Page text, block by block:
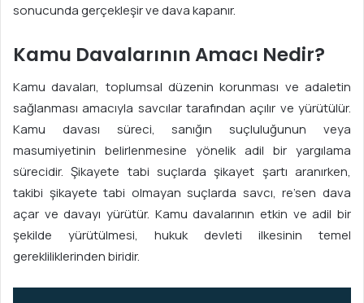
sonucunda gerçekleşir ve dava kapanır.
Kamu Davalarının Amacı Nedir?
Kamu davaları, toplumsal düzenin korunması ve adaletin
sağlanması amacıyla savcılar tarafından açılır ve yürütülür.
Kamu davası süreci, sanığın suçluluğunun veya
masumiyetinin belirlenmesine yönelik adil bir yargılama
sürecidir. Şikayete tabi suçlarda şikayet şartı aranırken,
takibi şikayete tabi olmayan suçlarda savcı, re’sen dava
açar ve davayı yürütür. Kamu davalarının etkin ve adil bir
şekilde yürütülmesi, hukuk devleti ilkesinin temel
gerekliliklerinden biridir.